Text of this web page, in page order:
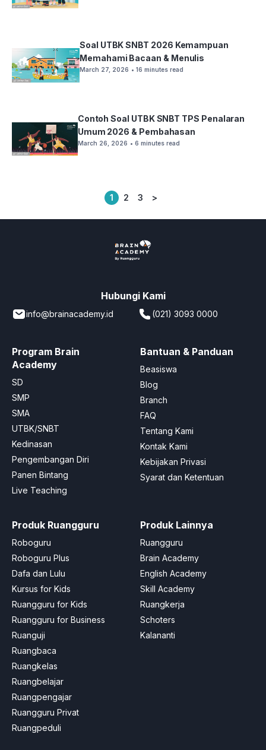
Soal UTBK SNBT 2026 Kemampuan
Memahami Bacaan & Menulis
March 27, 2026 • 16 minutes read
Contoh Soal UTBK SNBT TPS Penalaran
Umum 2026 & Pembahasan
March 26, 2026 • 6 minutes read
Posts
1 2 3 >
Hubungi Kami
info@brainacademy.id (021) 3093 0000
Program Brain
Academy
SD
SMP
SMA
UTBK/SNBT
Kedinasan
Pengembangan Diri
Panen Bintang
Live Teaching
Bantuan & Panduan
Beasiswa
Blog
Branch
FAQ
Tentang Kami
Kontak Kami
Kebijakan Privasi
Syarat dan Ketentuan
Produk Ruangguru
Roboguru
Roboguru Plus
Dafa dan Lulu
Kursus for Kids
Ruangguru for Kids
Ruangguru for Business
Ruanguji
Ruangbaca
Ruangkelas
Ruangbelajar
Ruangpengajar
Ruangguru Privat
Ruangpeduli
Produk Lainnya
Ruangguru
Brain Academy
English Academy
Skill Academy
Ruangkerja
Schoters
Kalananti